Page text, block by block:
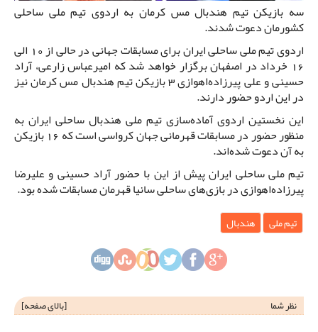
سه بازیکن تیم هندبال مس کرمان به اردوی تیم ملی ساحلی
کشورمان دعوت شدند.
اردوی تیم ملی ساحلی ایران برای مسابقات جهانی در حالی از 10 الی
16 خرداد در اصفهان برگزار خواهد شد که امیرعباس زارعی، آراد
حسینی و علی پیرزاده‌اهوازی 3 بازیکن تیم هندبال مس کرمان نیز
در این اردو حضور دارند‌.
این نخستین اردوی آماده‌سازی تیم ملی هندبال ساحلی ایران به‌
منظور حضور در مسابقات قهرمانی جهان کرواسی است که 16 بازیکن
به آن دعوت شده‌اند.
تیم ملی ساحلی ایران پیش از این با حضور آراد حسینی و علیرضا
پیرزاده‌اهوازی در بازی‌های ساحلی سانیا قهرمان مسابقات شده بود.
تیم ملی هندبال
نظر شما [بالای صفحه]